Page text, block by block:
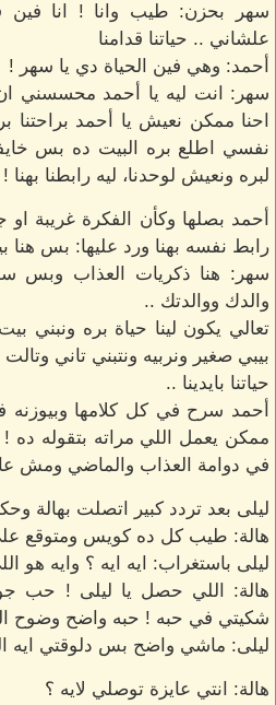
سهر بحزن: طيب وانا ! انا
علشاني .. حياتنا قدامنا
أحمد: وهي فين الحياة دي يا سهر !
سهر: انت ليه يا أحمد محسسني
احنا ممكن نعيش يا أحمد براحتنا
نفسي اطلع بره البيت ده بس
لبره ونعيش لوحدنا، ليه رابطنا بهنا !
أحمد بصلها وكأن الفكرة غريبة
رابط نفسه بهنا ورد عليها: بس هنا
سهر: هنا ذكريات العذاب وبس
والدك ووالدتك ..
تعالي يكون لينا حياة بره ونبني
بيبي صغير ونربيه ونتبني تاني
حياتنا بايدينا ..
أحمد سرح في كل كلامها
ممكن يعمل اللي مراته بتقوله
في دوامة العذاب والماضي ومش
ليلى بعد تردد كبير اتصلت بهالة
هالة: طيب كل ده كويس ومتوقع
ليلى باستغراب: ايه ايه ؟ وايه هو
هالة: اللي حصل يا ليلى ! حب
شكيتي في حبه ! حبه واضح وضوح
ليلى: ماشي واضح بس دلوقتي ايه
هالة: انتي عايزة توصلي لايه ؟